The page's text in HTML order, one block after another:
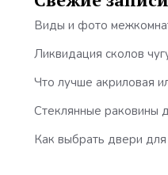
Виды и фото
Ликвидация сколов
Что лучше акриловая
Стеклянные раковины
Как выбрать двери